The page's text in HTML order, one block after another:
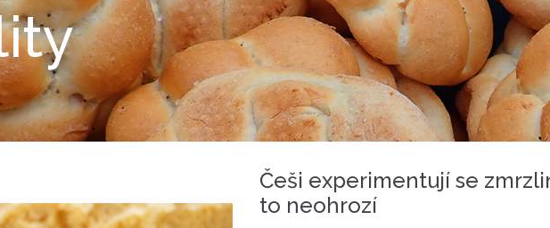
Češi experimentují se
to neohrozí